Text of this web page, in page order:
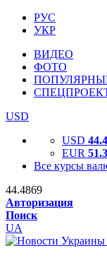
РУС
УКР
ВИДЕО
ФОТО
USD
USD
EUR
Все курсы
44.4869
Авторизация
Поиск
UA